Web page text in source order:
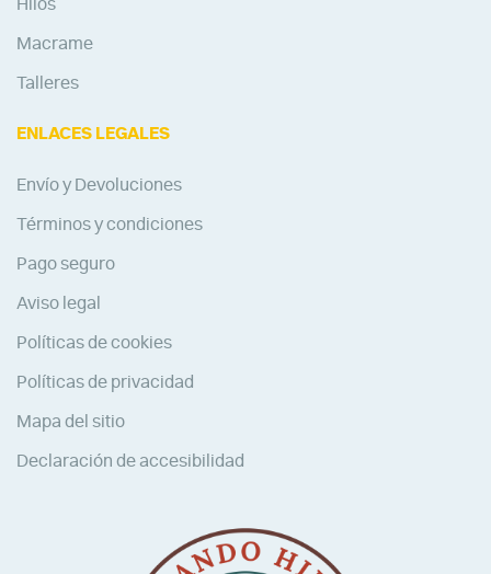
Hilos
Macrame
Talleres
ENLACES LEGALES
Envío y Devoluciones
Términos y condiciones
Pago seguro
Aviso legal
Políticas de cookies
Políticas de privacidad
Mapa del sitio
Declaración de accesibilidad